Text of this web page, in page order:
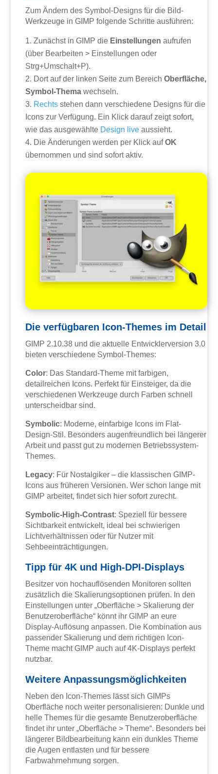
Zum Ändern des Symbol-Designs für die Bild-
Werkzeuge in GIMP folgende Schritte ausführen:
Zunächst in GIMP die Einstellungen aufrufen
(über Bearbeiten > Einstellungen oder
Strg+Umschalt+P).
Dort auf der linken Seite zum BereichOberfläche,
Symbol-Thema wechseln.
Rechts stehen dann verschiedene Designs für die
Icons zur Verfügung. Ein Klick darauf zeigt sofort,
wie das ausgewählte Design live aussieht.
Die Änderungen werden per Klick aufOK
übernommen und sind sofort aktiv.
Die verfügbaren Icon-Themes im Detail
GIMP 2.10.38 und die aktuelle Entwicklerversion 3.0
bieten verschiedene Symbol-Themes:
Color: Das Standard-Theme mit farbigen,
detailreichen Icons. Perfekt für Einsteiger, da die
verschiedenen Werkzeuge durch Farben schnell
unterscheidbar sind.
Symbolic: Moderne, einfarbige Icons im Flat-
Design-Stil. Besonders augenfreundlich bei längerer
Arbeit und passt gut zu modernen Betriebssystem-
Themes.
Legacy: Für Nostalgiker – die klassischen GIMP-
Icons aus früheren Versionen. Wer schon lange mit
GIMP arbeitet, findet sich hier sofort zurecht.
Symbolic-High-Contrast: Speziell für bessere
Sichtbarkeit entwickelt, ideal bei schwierigen
Lichtverhältnissen oder für Nutzer mit
Sehbeeinträchtigungen.
Tipp für 4K und High-DPI-Displays
Besitzer von hochauflösenden Monitoren sollten
zusätzlich die Skalierungsoptionen prüfen. In den
Einstellungen unter „Oberfläche > Skalierung der
Benutzeroberfläche“ könnt ihr GIMP an eure
Display-Auflösung anpassen. Die Kombination aus
passender Skalierung und dem richtigen Icon-
Theme macht GIMP auch auf 4K-Displays perfekt
nutzbar.
Weitere Anpassungsmöglichkeiten
Neben den Icon-Themes lässt sich GIMPs
Oberfläche noch weiter personalisieren: Dunkle und
helle Themes für die gesamte Benutzeroberfläche
findet ihr unter „Oberfläche > Theme“. Besonders bei
längerer Bildbearbeitung kann ein dunkles Theme
die Augen entlasten und für bessere
Farbwahrnehmung sorgen.